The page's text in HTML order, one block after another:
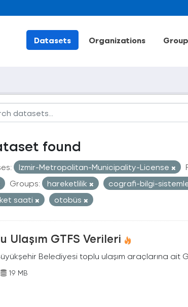
Datasets Organizations
found
Izmir-Metropolitan-Municipality-License
Groups: hareketlilik cografi-bilgi-
saati
otobüs
Ulaşım GTFS Verileri
Belediyesi toplu ulaşım araçlarına ait
19 MB